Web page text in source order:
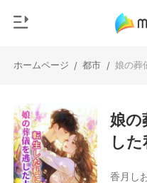
ホームページ / 都市 / 娘の葬
チャージ
閲覧履歴
ジャンル
都市
恋愛
娘の
した
香月し